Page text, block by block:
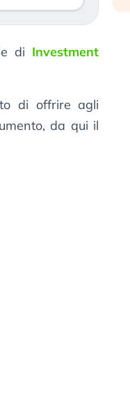
di Investment
di offrire agli
da qui il